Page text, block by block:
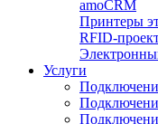
amoCRM
Принтеры
RFID-
Услуги